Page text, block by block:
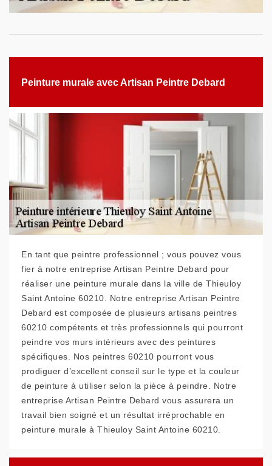
Peinture murale avec Artisan Peintre Debard
En tant que peintre professionnel ; vous pouvez vous
fier à notre entreprise Artisan Peintre Debard pour
réaliser une peinture murale dans la ville de Thieuloy
Saint Antoine 60210. Notre entreprise Artisan Peintre
Debard est composée de plusieurs artisans peintres
60210 compétents et très professionnels qui pourront
peindre vos murs intérieurs avec des peintures
spécifiques. Nos peintres 60210 pourront vous
prodiguer d’excellent conseil sur le type et la couleur
de peinture à utiliser selon la pièce à peindre. Notre
entreprise Artisan Peintre Debard vous assurera un
travail bien soigné et un résultat irréprochable en
peinture murale à Thieuloy Saint Antoine 60210.